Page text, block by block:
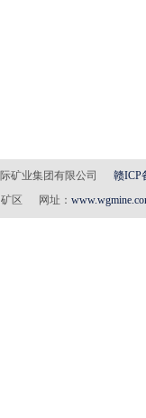
际矿业集团有限公司 赣ICP
矿区 网址：